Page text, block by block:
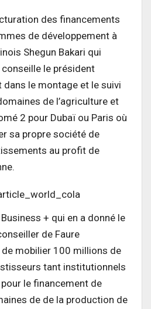
des financements
de développement à
Shegun Bakari qui
le président
le montage et le suivi
de l’agriculture et
2 pour Dubaï ou Paris où
sa propre société de
au profit de
+ qui en a donné le
de Faure
mobilier 100 millions de
tant institutionnels
le financement de
de de la production de